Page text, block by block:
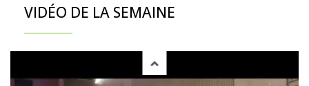
VIDÉO DE LA SEMAINE